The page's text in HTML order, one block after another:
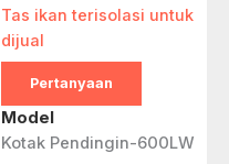
Tas ikan terisolasi untuk
dijual
Pertanyaan
Model
Kotak Pendingin-600LW